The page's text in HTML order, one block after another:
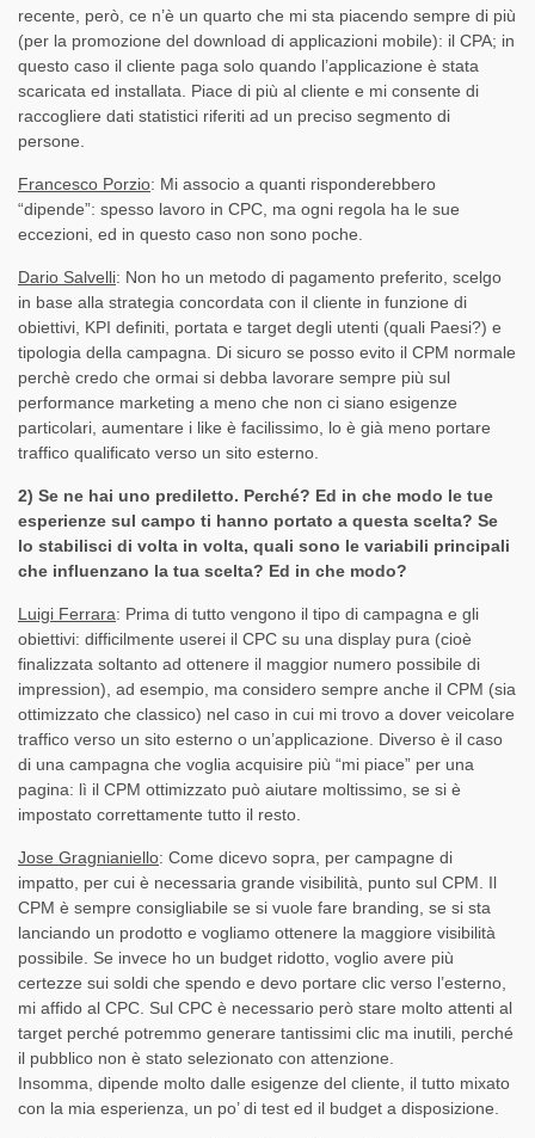
recente, però, ce n’è un quarto che mi sta piacendo sempre di più
(per la promozione del download di applicazioni mobile): il CPA; in
questo caso il cliente paga solo quando l’applicazione è stata
scaricata ed installata. Piace di più al cliente e mi consente di
raccogliere dati statistici riferiti ad un preciso segmento di
persone.
Francesco Porzio: Mi associo a quanti risponderebbero
“dipende”: spesso lavoro in CPC, ma ogni regola ha le sue
eccezioni, ed in questo caso non sono poche.
Dario Salvelli: Non ho un metodo di pagamento preferito, scelgo
in base alla strategia concordata con il cliente in funzione di
obiettivi, KPI definiti, portata e target degli utenti (quali Paesi?) e
tipologia della campagna. Di sicuro se posso evito il CPM normale
perchè credo che ormai si debba lavorare sempre più sul
performance marketing a meno che non ci siano esigenze
particolari, aumentare i like è facilissimo, lo è già meno portare
traffico qualificato verso un sito esterno.
2) Se ne hai uno prediletto. Perché? Ed in che modo le tue
esperienze sul campo ti hanno portato a questa scelta? Se
lo stabilisci di volta in volta, quali sono le variabili principali
che influenzano la tua scelta? Ed in che modo?
Luigi Ferrara: Prima di tutto vengono il tipo di campagna e gli
obiettivi: difficilmente userei il CPC su una display pura (cioè
finalizzata soltanto ad ottenere il maggior numero possibile di
impression), ad esempio, ma considero sempre anche il CPM (sia
ottimizzato che classico) nel caso in cui mi trovo a dover veicolare
traffico verso un sito esterno o un’applicazione. Diverso è il caso
di una campagna che voglia acquisire più “mi piace” per una
pagina: lì il CPM ottimizzato può aiutare moltissimo, se si è
impostato correttamente tutto il resto.
Jose Gragnianiello: Come dicevo sopra, per campagne di
impatto, per cui è necessaria grande visibilità, punto sul CPM. Il
CPM è sempre consigliabile se si vuole fare branding, se si sta
lanciando un prodotto e vogliamo ottenere la maggiore visibilità
possibile. Se invece ho un budget ridotto, voglio avere più
certezze sui soldi che spendo e devo portare clic verso l’esterno,
mi affido al CPC. Sul CPC è necessario però stare molto attenti al
target perché potremmo generare tantissimi clic ma inutili, perché
il pubblico non è stato selezionato con attenzione.
Insomma, dipende molto dalle esigenze del cliente, il tutto mixato
con la mia esperienza, un po’ di test ed il budget a disposizione.